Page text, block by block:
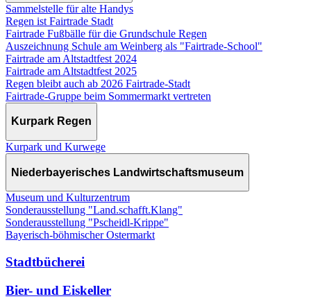
Sammelstelle für alte Handys
Regen ist Fairtrade Stadt
Fairtrade Fußbälle für die Grundschule Regen
Auszeichnung Schule am Weinberg als "Fairtrade-School"
Fairtrade am Altstadtfest 2024
Fairtrade am Altstadtfest 2025
Regen bleibt auch ab 2026 Fairtrade-Stadt
Fairtrade-Gruppe beim Sommermarkt vertreten
Kurpark Regen
Kurpark und Kurwege
Niederbayerisches Landwirtschaftsmuseum
Museum und Kulturzentrum
Sonderausstellung "Land.schafft.Klang"
Sonderausstellung "Pscheidl-Krippe"
Bayerisch-böhmischer Ostermarkt
Stadtbücherei
Bier- und Eiskeller